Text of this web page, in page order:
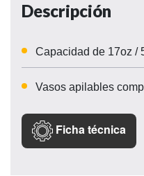
Descripción
Capacidad de 17oz /
Vasos apilables
Ficha técnica